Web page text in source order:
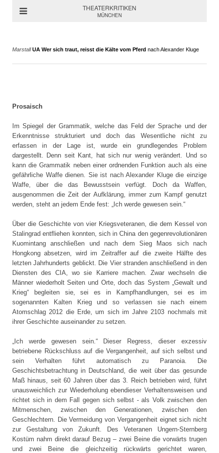
THEATERKRITIKEN
MÜNCHEN
Marstall UA Wer sich traut, reisst die Kälte vom Pferd nach Alexander Kluge
Prosaisch
Im Spiegel der Grammatik, welche das Feld der Sprache und der
Erkenntnisse strukturiert und doch das Wesentliche nicht zu
erfassen in der Lage ist, wurde ein grundlegendes Problem
dargestellt. Denn seit Kant, hat sich nur wenig verändert. Und so
kann die Grammatik neben einer ordnenden Funktion auch als eine
gefährliche Waffe dienen. Sie ist nach Alexander Kluge die einzige
Waffe, über die das Bewusstsein verfügt. Doch da Waffen,
ausgenommen die Zeit der Aufklärung, immer zum Kampf genutzt
werden, steht an jedem Ende fest: „Ich werde gewesen sein.“
Über die Geschichte von vier Kriegsveteranen, die dem Kessel von
Stalingrad entfliehen konnten, sich in China den gegenrevolutionären
Kuomintang anschließen und nach dem Sieg Maos sich nach
Hongkong absetzen, wird im Zeitraffer auf die zweite Hälfte des
letzten Jahrhunderts geblickt. Die Vier stranden anschließend in den
Diensten des CIA, wo sie Karriere machen. Zwar wechseln die
Männer wiederholt Seiten und Orte, doch das System „Gewalt und
Krieg“ begleiten sie, sei es in Kampfhandlungen, sei es im
sogenannten Kalten Krieg und so verlassen sie nach einem
Atomschlag 2012 die Erde, um sich im Jahre 2103 nochmals mit
ihrer Geschichte auseinander zu setzen.
„Ich werde gewesen sein.“ Dieser Regress, dieser exzessiv
betriebene Rückschluss auf die Vergangenheit, auf sich selbst und
sein Verhalten führt automatisch zu Paranoia. Die
Geschichtsbetrachtung in Deutschland, die weit über das gesunde
Maß hinaus, seit 60 Jahren über das 3. Reich betrieben wird, führt
unausweichlich zur Wiederholung ebendieser Verhaltensweisen und
richtet sich in dem Fall gegen sich selbst - als Volk zwischen den
Mitmenschen, zwischen den Generationen, zwischen den
Geschlechtern. Die Vermeidung von Vergangenheit eignet sich nicht
zur Gestaltung von Zukunft. Des Veteranen Ungern-Sternberg
Kostüm nahm direkt darauf Bezug – zwei Beine die vorwärts trugen
und zwei Beine die gleichzeitig rückwärts gerichtet waren,